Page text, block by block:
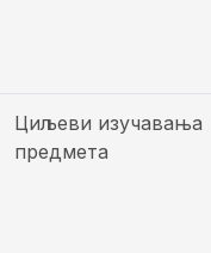
Циљеви изучавања
предмета